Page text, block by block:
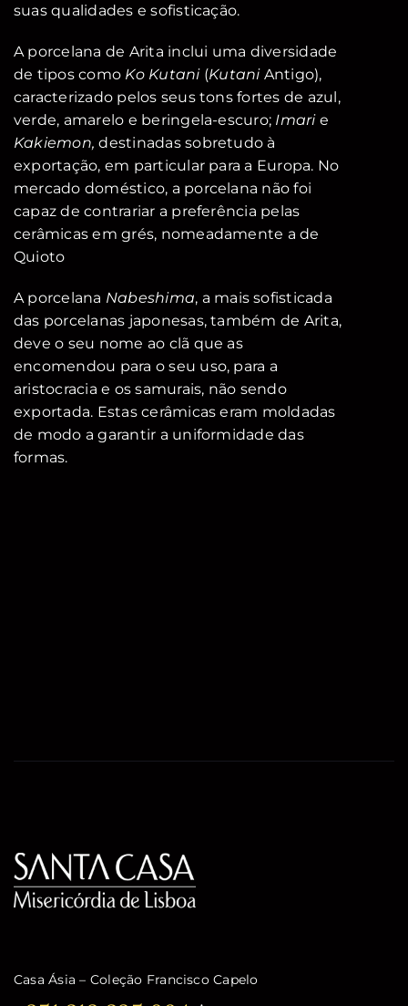
suas qualidades e sofisticação.
A porcelana de Arita inclui uma diversidade
de tipos como Ko Kutani(KutaniAntigo),
caracterizado pelos seus tons fortes de azul,
verde, amarelo e beringela-escuro; Imarie
Kakiemon, destinadas sobretudo à
exportação, em particular para a Europa. No
mercado doméstico, a porcelana não foi
capaz de contrariar a preferência pelas
cerâmicas em grés, nomeadamente a de
Quioto
A porcelana Nabeshima, a mais sofisticada
das porcelanas japonesas, também de Arita,
deve o seu nome ao clã que as
encomendou para o seu uso, para a
aristocracia e os samurais, não sendo
exportada. Estas cerâmicas eram moldadas
de modo a garantir a uniformidade das
formas.
Casa Ásia – Coleção Francisco Capelo